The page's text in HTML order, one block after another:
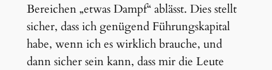
Bereichen „etwas Dampf“ ablässt. Dies stellt
sicher, dass ich genügend Führungskapital
habe, wenn ich es wirklich brauche, und
dann sicher sein kann, dass mir die Leute